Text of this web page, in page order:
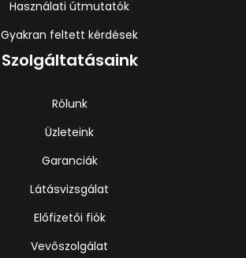
Használati útmutatók
Gyakran feltett kérdések
Szolgáltatásaink
Rólunk
Üzleteink
Garanciák
Látásvizsgálat
Előfizetői fiók
Vevőszolgálat